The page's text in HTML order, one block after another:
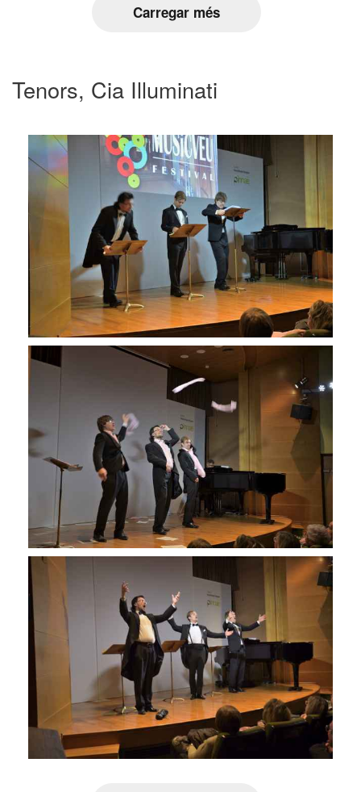
Carregar més
Tenors, Cia Illuminati